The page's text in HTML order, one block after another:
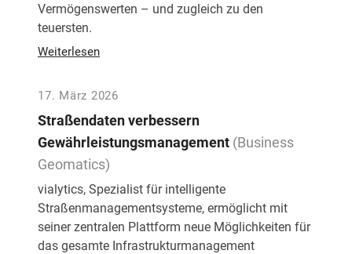
Vermögenswerten – und zugleich zu den
teuersten.
Weiterlesen
17. März 2026
Straßendaten verbessern
Gewährleistungsmanagement (Business
Geomatics)
vialytics, Spezialist für intelligente
Straßenmanagementsysteme, ermöglicht mit
seiner zentralen Plattform neue Möglichkeiten für
das gesamte Infrastrukturmanagement